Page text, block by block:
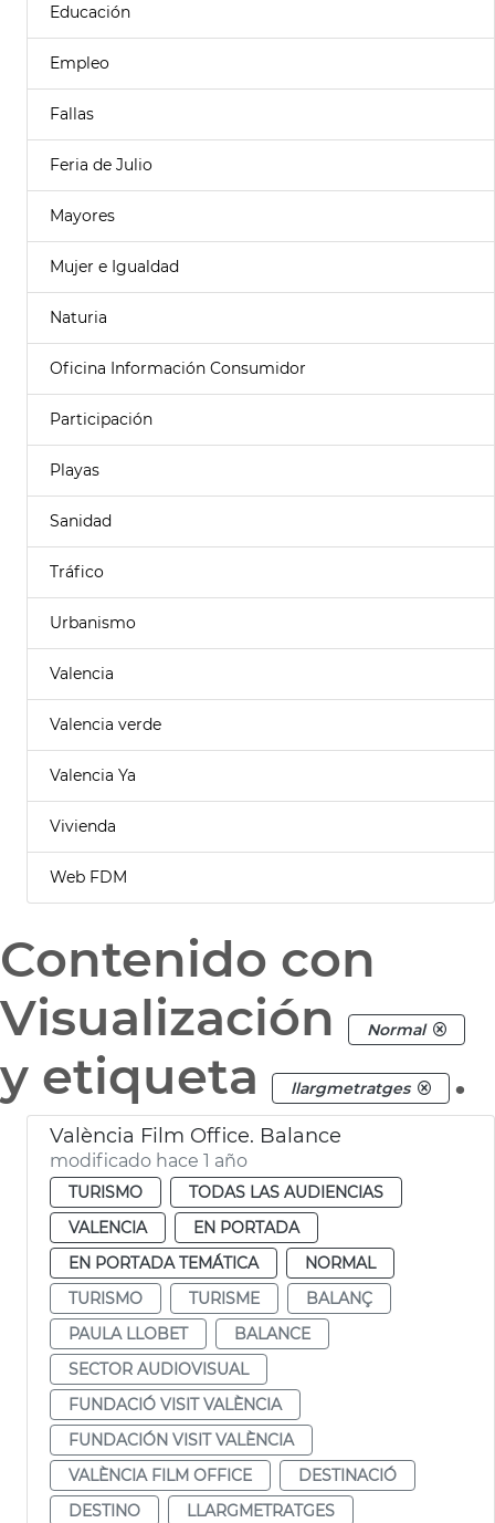
Educación
Empleo
Fallas
Feria de Julio
Mayores
Mujer e Igualdad
Naturia
Oficina Información Consumidor
Participación
Playas
Sanidad
Tráfico
Urbanismo
Valencia
Valencia verde
Valencia Ya
Vivienda
Web FDM
Contenido con
Visualización
Normal
y etiqueta llargmetratges .
València Film Office. Balance
modificado hace 1 año
TURISMO
TODAS LAS AUDIENCIAS
VALENCIA
EN PORTADA
EN PORTADA TEMÁTICA
NORMAL
TURISMO
TURISME
BALANÇ
PAULA LLOBET
BALANCE
SECTOR AUDIOVISUAL
FUNDACIÓ VISIT VALÈNCIA
FUNDACIÓN VISIT VALÈNCIA
VALÈNCIA FILM OFFICE
DESTINACIÓ
DESTINO
LLARGMETRATGES